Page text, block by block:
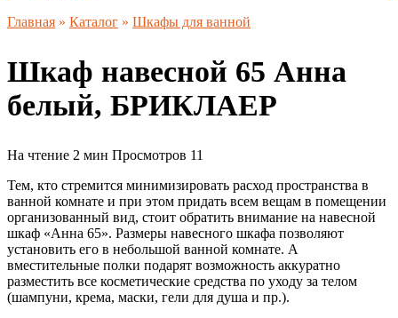
Главная » Каталог » Шкафы для ванной
Шкаф навесной 65 Анна
белый, БРИКЛАЕР
На чтение 2 мин Просмотров 11
Тем, кто стремится минимизировать расход пространства в
ванной комнате и при этом придать всем вещам в помещении
организованный вид, стоит обратить внимание на навесной
шкаф «Анна 65». Размеры навесного шкафа позволяют
установить его в небольшой ванной комнате. А
вместительные полки подарят возможность аккуратно
разместить все косметические средства по уходу за телом
(шампуни, крема, маски, гели для душа и пр.).